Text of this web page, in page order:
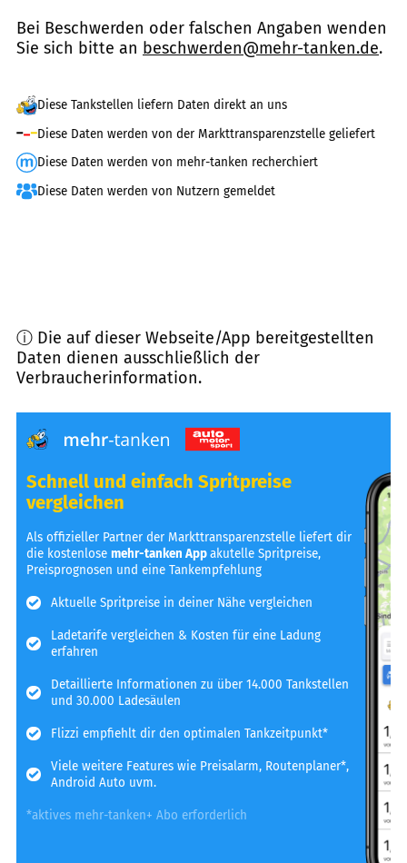
Bei Beschwerden oder falschen Angaben wenden
Sie sich bitte an beschwerden@mehr-tanken.de.
Diese Tankstellen liefern Daten direkt an uns
Diese Daten werden von der Markttransparenzstelle geliefert
Diese Daten werden von mehr-tanken recherchiert
Diese Daten werden von Nutzern gemeldet
ⓘ Die auf dieser Webseite/App bereitgestellten
Daten dienen ausschließlich der
Verbraucherinformation.
Schnell und einfach Spritpreise
vergleichen
Als offizieller Partner der Markttransparenzstelle liefert dir
die kostenlosemehr-tanken Appakutelle Spritpreise,
Preisprognosen und eine Tankempfehlung
Aktuelle Spritpreise in deiner Nähe vergleichen
Ladetarife vergleichen & Kosten für eine Ladung
erfahren
Detaillierte Informationen zu über 14.000 Tankstellen
und 30.000 Ladesäulen
Flizzi empfiehlt dir den optimalen Tankzeitpunkt*
Viele weitere Features wie Preisalarm, Routenplaner*,
Android Auto uvm.
*aktives mehr-tanken+ Abo erforderlich